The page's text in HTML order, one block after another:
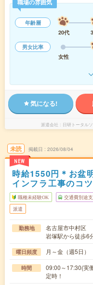
職場の雰囲気
年齢層
20代
男女比率
女性
気になる!
派遣会社 日研トータル
未読
NEW
掲載日 2026/08/04
時給1550円＊お盆
インフラ工事のコ
職種未経験OK 交通費別途
派遣
勤務地
名古屋市中村区
岩塚駅から徒歩6
曜日頻度 月～金（週5日
時間
09:00～17:30(実
定時！